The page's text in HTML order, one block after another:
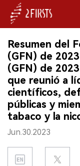
INICIO
EMPRESA
PRODUCTO
REGULACIÓN
CHINA
Resumen del
(GFN) de
(GFN) de
que reunió a
científicos,
públicas y
tabaco y la
Jun.30.2023